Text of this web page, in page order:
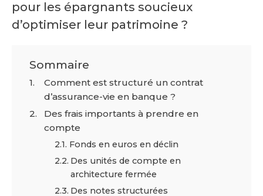
pour les épargnants soucieux
d’optimiser leur patrimoine ?
Sommaire
Comment est structuré un contrat
d’assurance-vie en banque ?
Des frais importants à prendre en
compte
Fonds en euros en déclin
Des unités de compte en
architecture fermée
Des notes structurées